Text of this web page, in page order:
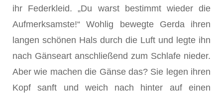
ihr Federkleid. „Du warst bestimmt wieder die
Aufmerksamste!“ Wohlig bewegte Gerda ihren
langen schönen Hals durch die Luft und legte ihn
nach Gänseart anschließend zum Schlafe nieder.
Aber wie machen die Gänse das? Sie legen ihren
Kopf sanft und weich nach hinter auf einen